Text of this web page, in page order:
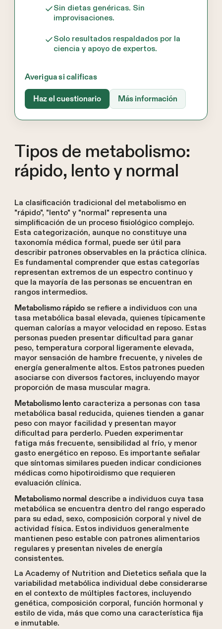
Sin dietas genéricas. Sin
improvisaciones.
Solo resultados respaldados por la
ciencia y apoyo de expertos.
Averigua si calificas
Haz el cuestionario Más información
Tipos de metabolismo:
rápido, lento y normal
La clasificación tradicional del metabolismo en
"rápido", "lento" y "normal" representa una
simplificación de un proceso fisiológico complejo.
Esta categorización, aunque no constituye una
taxonomía médica formal, puede ser útil para
describir patrones observables en la práctica clínica.
Es fundamental comprender que estas categorías
representan extremos de un espectro continuo y
que la mayoría de las personas se encuentran en
rangos intermedios.
Metabolismo rápidose refiere a individuos con una
tasa metabólica basal elevada, quienes típicamente
queman calorías a mayor velocidad en reposo. Estas
personas pueden presentar dificultad para ganar
peso, temperatura corporal ligeramente elevada,
mayor sensación de hambre frecuente, y niveles de
energía generalmente altos. Estos patrones pueden
asociarse con diversos factores, incluyendo mayor
proporción de masa muscular magra.
Metabolismo lentocaracteriza a personas con tasa
metabólica basal reducida, quienes tienden a ganar
peso con mayor facilidad y presentan mayor
dificultad para perderlo. Pueden experimentar
fatiga más frecuente, sensibilidad al frío, y menor
gasto energético en reposo. Es importante señalar
que síntomas similares pueden indicar condiciones
médicas como hipotiroidismo que requieren
evaluación clínica.
Metabolismo normal describe a individuos cuya tasa
metabólica se encuentra dentro del rango esperado
para su edad, sexo, composición corporal y nivel de
actividad física. Estos individuos generalmente
mantienen peso estable con patrones alimentarios
regulares y presentan niveles de energía
consistentes.
La Academy of Nutrition and Dietetics señala que la
variabilidad metabólica individual debe considerarse
en el contexto de múltiples factores, incluyendo
genética, composición corporal, función hormonal y
estilo de vida, más que como una característica fija
e inmutable.